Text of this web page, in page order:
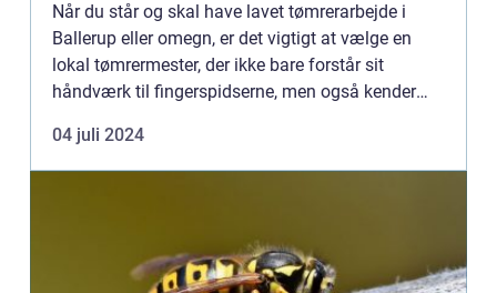
Når du står og skal have lavet tømrerarbejde i
Ballerup eller omegn, er det vigtigt at vælge en
lokal tømrermester, der ikke bare forstår sit
håndværk til fingerspidserne, men også kender
Ballerup har den f...
04 juli 2024